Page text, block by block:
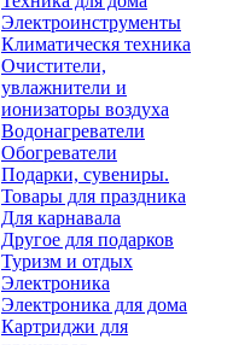
Электроинструменты
Климатическя техника
Очистители,
увлажнители и
ионизаторы воздуха
Водонагреватели
Обогреватели
Подарки, сувениры.
Товары для праздника
Для карнавала
Другое для подарков
Туризм и отдых
Электроника
Электроника для дома
Картриджи для